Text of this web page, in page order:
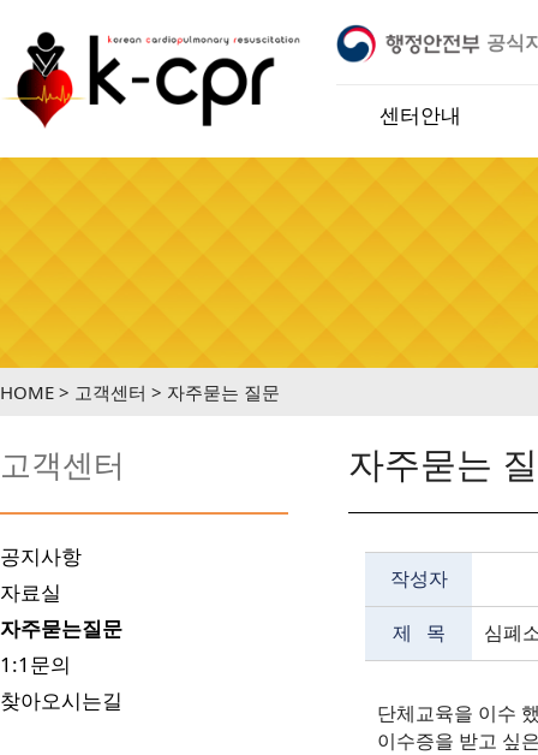
공식
※ 케이씨피알교육센터는 행정안전부
정기관 입니다.
센터안내
HOME > 고객센터 > 자주묻는 질문
고객센터
공지사항
자료실
자주묻는질문
1:1문의
찾아오시는길
자주묻는
작성자
제 목 심폐
단체교육을 이수
이수증을 받고 싶